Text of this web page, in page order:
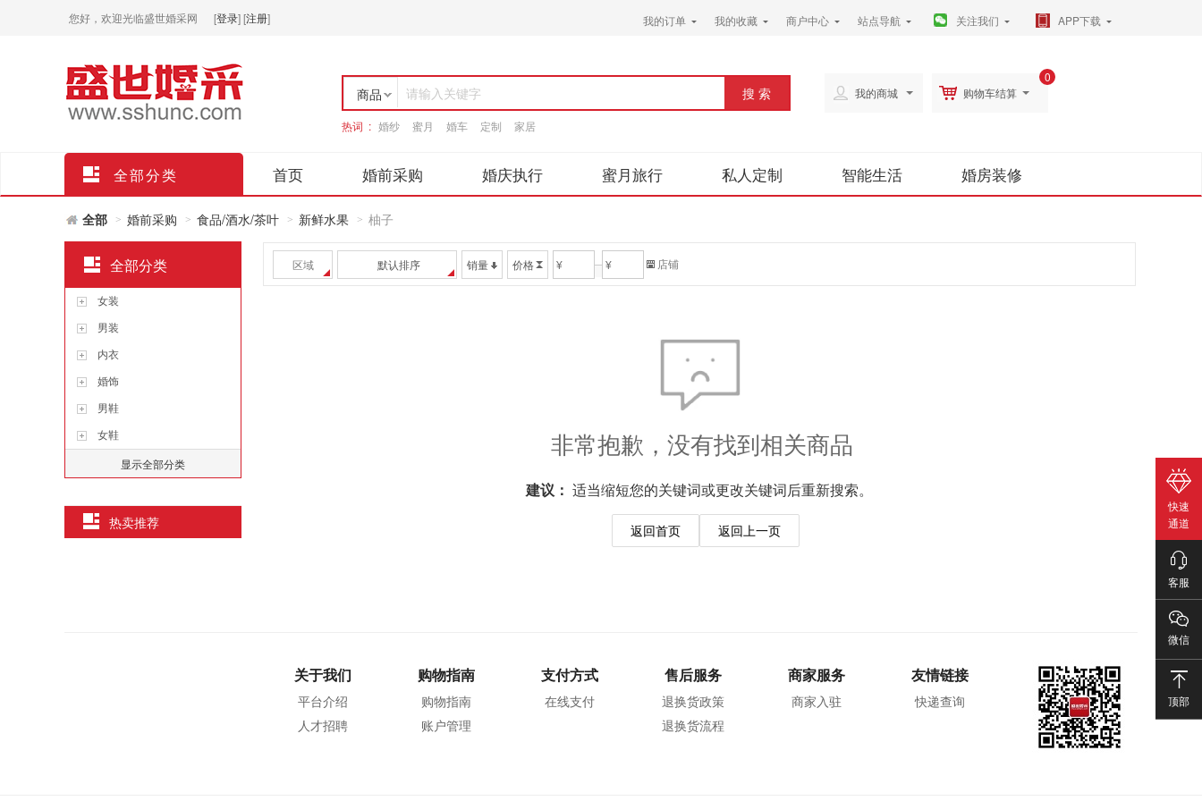
您好，欢迎光临盛世婚采网 [登录][注册] 我的订单 我的收藏 商户中心 站点导航 关注我们 APP下载
商品
店铺
请输入关键字
热词 : 婚纱 蜜月 婚车 定制 家居
0
购物车结算
我的商城
全部分类 首页 婚前采购 婚庆执行 蜜月旅行 私人定制 智能生活 婚房装修
全部 > 婚前采购 > 食品/酒水/茶叶 > 新鲜水果 > 柚子
区域 默认排序 销量 价格 ¥ ¥ 店铺
非常抱歉，没有找到相关商品
建议： 适当缩短您的关键词或更改关键词后重新搜索。
返回上一页
返回首页
全部分类
女装
男装
内衣
婚饰
男鞋
女鞋
显示全部分类
热卖推荐
关于我们
平台介绍
人才招聘
购物指南
购物指南
账户管理
支付方式
在线支付
售后服务
退换货政策
退换货流程
商家服务
商家入驻
友情链接
快递查询
快速
通道
客服
微信
顶部